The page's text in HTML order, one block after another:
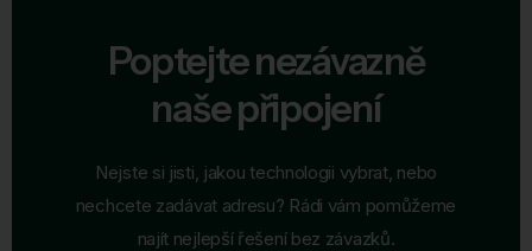
Poptejte nezávazně
naše připojení
Nejste si jisti, jakou technologii vybrat, nebo
nechcete zadávat adresu? Rádi vám pomůžeme
najít nejlepší řešení bez závazků.